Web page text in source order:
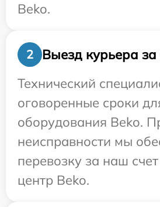
Beko.
2
Выезд курьера за
Технический
оговоренные сроки
оборудования Beko.
неисправности мы
перевозку за наш
центр Beko.